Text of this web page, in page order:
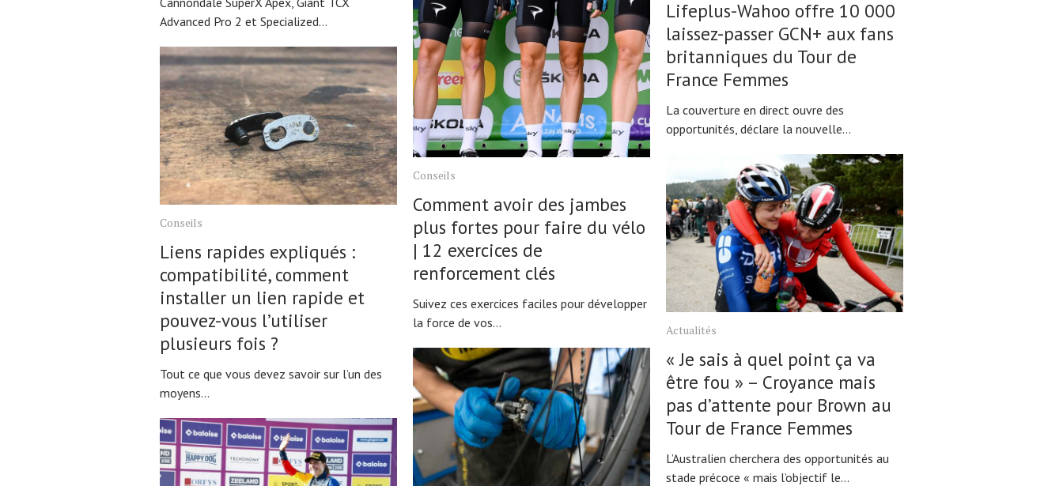
Advanced Pro 2 et Specialized...
Conseils
Liens rapides expliqués :
compatibilité, comment
installer un lien rapide et
pouvez-vous l’utiliser
plusieurs fois ?
Tout ce que vous devez savoir sur l’un des
moyens...
Conseils
Comment avoir des jambes
plus fortes pour faire du vélo
| 12 exercices de
renforcement clés
Suivez ces exercices faciles pour développer
la force de vos...
Lifeplus-Wahoo offre 10 000
laissez-passer GCN+ aux fans
britanniques du Tour de
France Femmes
La couverture en direct ouvre des
opportunités, déclare la nouvelle...
Actualités
« Je sais à quel point ça va
être fou » – Croyance mais
pas d’attente pour Brown au
Tour de France Femmes
L’Australien cherchera des opportunités au
stade précoce « mais l’objectif le...